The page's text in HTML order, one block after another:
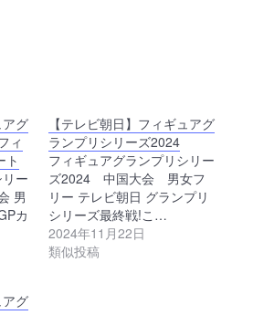
アグ
ィ
ト
ー
男
カ
【テレビ朝日】フィギュアグ
ランプリシリーズ2024
フィギュアグランプリシリー
ズ2024 中国大会 男女フ
リー テレビ朝日 グランプリ
シリーズ最終戦!こ…
2024年11月22日
類似投稿
アグ